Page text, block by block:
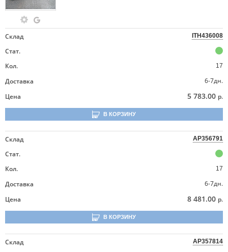
Склад ITH436008
Стат.
Кол.
17
Доставка
6-7дн.
Цена
5 783.00 р.
В КОРЗИНУ
Склад AP356791
Стат.
Кол.
17
Доставка
6-7дн.
Цена
8 481.00 р.
В КОРЗИНУ
Склад AP357814